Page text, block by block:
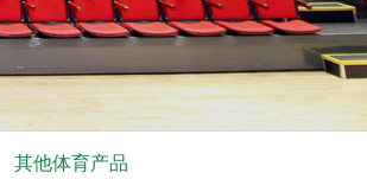
其他体育产品